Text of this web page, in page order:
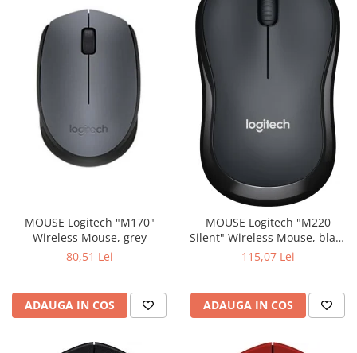
MOUSE Logitech "M170"
Wireless Mouse, grey
80,51 Lei
ADAUGA IN COS
MOUSE Logitech "M220
Silent" Wireless Mouse, black
"910-004878" (include timbru115,07 Lei
ADAUGA IN COS